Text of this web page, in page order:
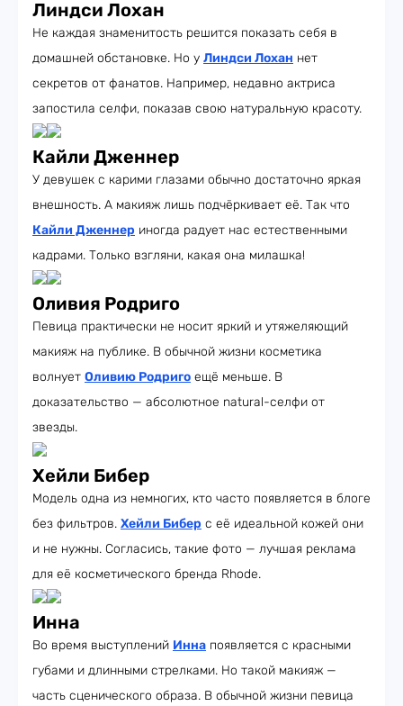
Линдси Лохан
Не каждая знаменитость решится показать себя в
домашней обстановке. Но у Линдси Лохан нет
секретов от фанатов. Например, недавно актриса
запостила селфи, показав свою натуральную красоту.
Кайли Дженнер
У девушек с карими глазами обычно достаточно яркая
внешность. А макияж лишь подчёркивает её. Так что
Кайли Дженнер иногда радует нас естественными
кадрами. Только взгляни, какая она милашка!
Оливия Родриго
Певица практически не носит яркий и утяжеляющий
макияж на публике. В обычной жизни косметика
волнует Оливию Родриго ещё меньше. В
доказательство — абсолютное natural-селфи от
звезды.
Хейли Бибер
Модель одна из немногих, кто часто появляется в блоге
без фильтров. Хейли Бибер с её идеальной кожей они
и не нужны. Согласись, такие фото — лучшая реклама
для её косметического бренда Rhode.
Инна
Во время выступлений Инна появляется с красными
губами и длинными стрелками. Но такой макияж —
часть сценического образа. В обычной жизни певица